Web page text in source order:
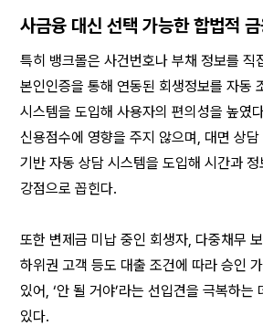
사금융 대신 선택 가능한 합법적
특히 뱅크몰은 사건번호나 부채 정보를 직
본인인증을 통해 연동된 회생정보를 자동
시스템을 도입해 사용자의 편의성을 높였
신용점수에 영향을 주지 않으며, 대면 상
기반 자동 상담 시스템을 도입해 시간과
강점으로 꼽힌다.
또한 변제금 미납 중인 회생자, 다중채무
하위권 고객 등도 대출 조건에 따라 승인
있어, ‘안 될 거야’라는 선입견을 극복하는
있다.